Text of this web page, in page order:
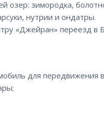
озер: зимородка,
нутрии и ондатры.
«Джейран» переезд в
для передвижения